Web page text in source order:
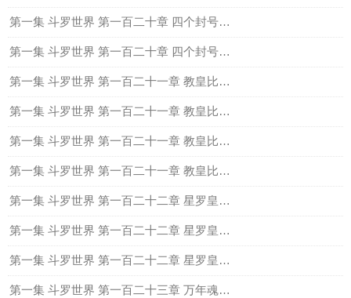
第一集 斗罗世界 第一百二十章 四个封号斗罗（中）
第一集 斗罗世界 第一百二十章 四个封号斗罗（下）
第一集 斗罗世界 第一百二十一章 教皇比比东（上）
第一集 斗罗世界 第一百二十一章 教皇比比东（中）
第一集 斗罗世界 第一百二十一章 教皇比比东（下）
第一集 斗罗世界 第一百二十一章 教皇比比东（下）
第一集 斗罗世界 第一百二十二章 星罗皇家学院战队（上）
第一集 斗罗世界 第一百二十二章 星罗皇家学院战队（中）
第一集 斗罗世界 第一百二十二章 星罗皇家学院战队（下）
第一集 斗罗世界 第一百二十三章 万年魂技的变异技能（上）